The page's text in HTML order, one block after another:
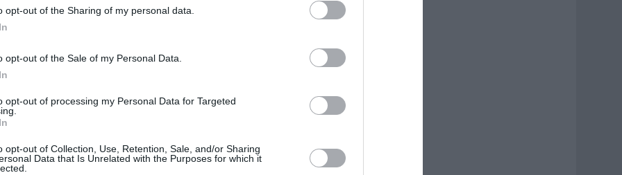
opt-out of the Sharing of my personal data.
opt-out of the Sale of my Personal Data.
opt-out of processing my Personal Data for Targeted
opt-out of Collection, Use, Retention, Sale, and/or Sharing
Data that Is Unrelated with the Purposes for which it
pare că Telianu, care lucra de șapte ani